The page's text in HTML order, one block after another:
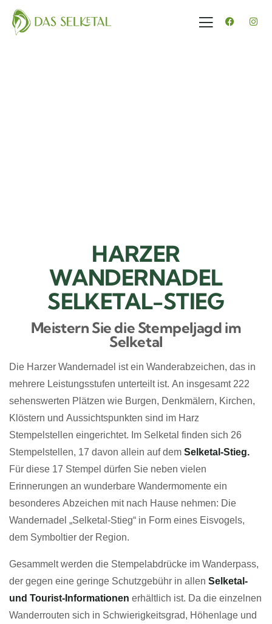
HARZER
WANDERNADEL
SELKETAL-STIEG
Meistern Sie die Stempeljagd im
Selketal
Die Harzer Wandernadel ist ein Wanderabzeichen, das in
mehrere Leistungsstufen unterteilt ist. An insgesamt 222
sehenswerten Plätzen wie Burgen, Denkmälern, Kirchen,
Klöstern und Aussichtspunkten sind im Harz
Stempelstellen eingerichtet. Im Selketal finden sich 26
Stempelstellen, 17 davon allein auf dem Selketal-Stieg.
Für diese 17 Stempel dürfen Sie neben vielen
Erinnerungen an wunderbare Wandermomente ein
besonderes Abzeichen mit nach Hause nehmen: Die
Wandernadel „Selketal-Stieg“ in Form eines Eisvogels,
dem Symboltier der Region.
Gesammelt werden die Stempelabdrücke im Wanderpass,
der gegen eine geringe Schutzgebühr in allen Selketal-
und Tourist-Informationen erhältlich ist. Da die einzelnen
Wanderrouten sich in Schwierigkeitsgrad, Höhenlage und